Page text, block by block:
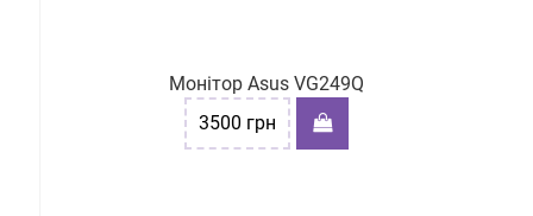
Монітор Asus VG249Q
3500 грн